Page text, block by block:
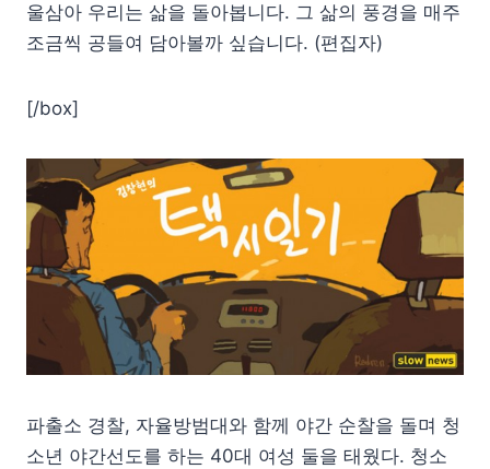
울삼아 우리는 삶을 돌아봅니다. 그 삶의 풍경을 매주
조금씩 공들여 담아볼까 싶습니다. (편집자)
[/box]
파출소 경찰, 자율방범대와 함께 야간 순찰을 돌며 청
소년 야간선도를 하는 40대 여성 둘을 태웠다. 청소